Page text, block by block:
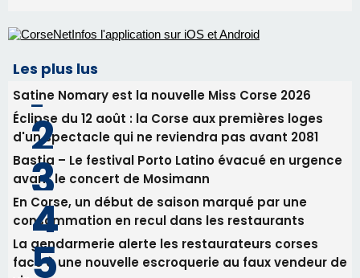
avant le concert de Mosimann
consommation en recul dans les restaurants
La gendarmerie alerte les restaurateurs corses
face à une nouvelle escroquerie au faux vendeur de
vin
Newsletter
Inscrivez-vous à la newsletter de CNI et recevez par
email les infos les plus importantes et une sélection de
nos meilleurs articles